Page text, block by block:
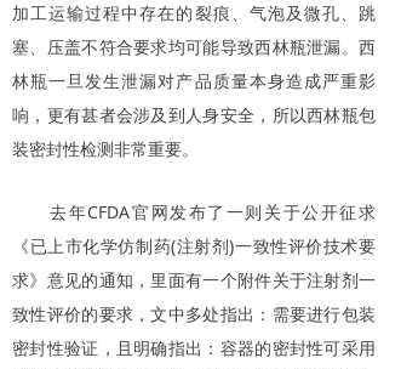
加工运输过程中存在的裂痕、气泡及微孔、跳
塞、压盖不符合要求均可能导致西林瓶泄漏。西
林瓶一旦发生泄漏对产品质量本身造成严重影
响，更有甚者会涉及到人身安全，所以西林瓶包
装密封性检测非常重要。
去年CFDA官网发布了一则关于公开征求
《已上市化学仿制药(注射剂)一致性评价技术要
求》意见的通知，里面有一个附件关于注射剂一
致性评价的要求，文中多处指出：需要进行包装
密封性验证，且明确指出：容器的密封性可采用